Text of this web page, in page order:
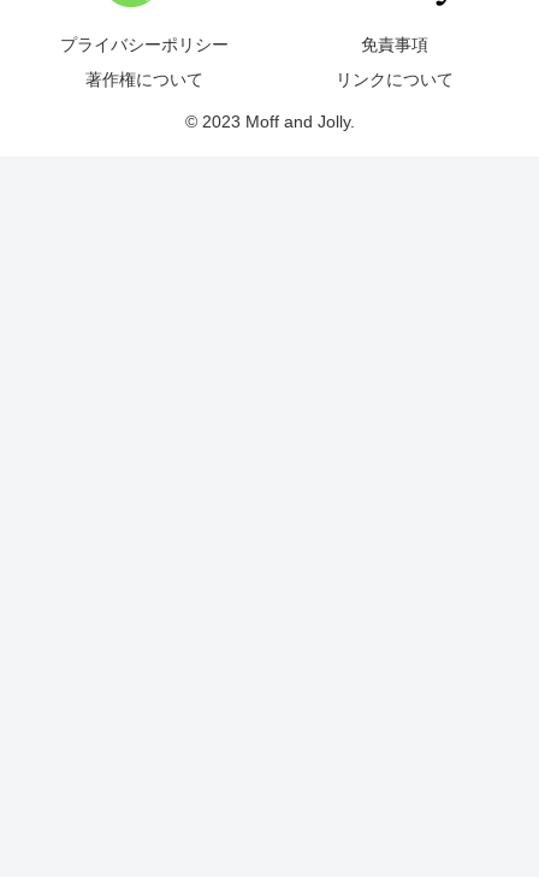
プライバシーポリシー
免責事項
著作権について
リンクについて
© 2023 Moff and Jolly.